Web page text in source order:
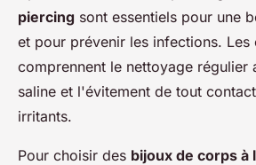
piercing sont essentiels pour une
et pour prévenir les infections. Les
comprennent le nettoyage régulier
saline et l'évitement de tout
irritants.
Pour choisir des bijoux de corps à